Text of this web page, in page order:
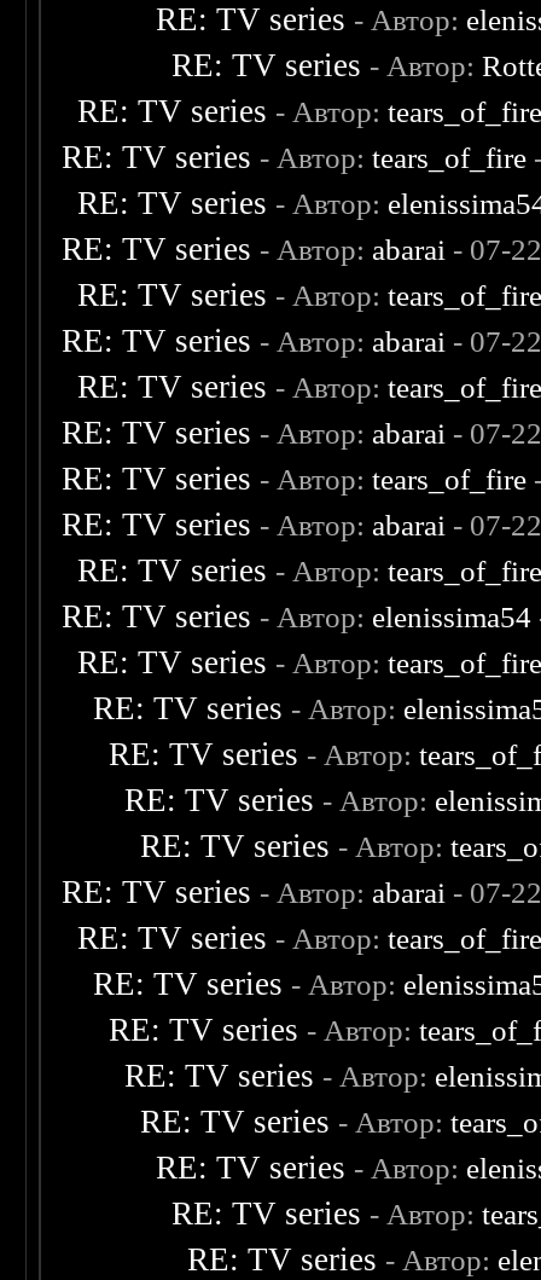
RE: TV series - Автор:
RE: TV series - Автор:
RE: TV series - Автор:
RE: TV series - Автор:tears_of_fire
RE: TV series - Автор:
RE: TV series - Автор: abarai - 07-
RE: TV series - Автор:
RE: TV series - Автор: abarai - 07-
RE: TV series - Автор:
RE: TV series - Автор: abarai - 07-
RE: TV series - Автор:tears_of_fire
RE: TV series - Автор: abarai - 07-
RE: TV series - Автор:
RE: TV series - Автор: elenissima54
RE: TV series - Автор:
RE: TV series - Автор:
RE: TV series - Автор:
RE: TV series - Автор:
RE: TV series - Автор:
RE: TV series - Автор: abarai - 07-
RE: TV series - Автор:
RE: TV series - Автор:
RE: TV series - Автор:
RE: TV series - Автор:
RE: TV series - Автор:
RE: TV series - Автор:
RE: TV series - Автор:
RE: TV series - Автор: